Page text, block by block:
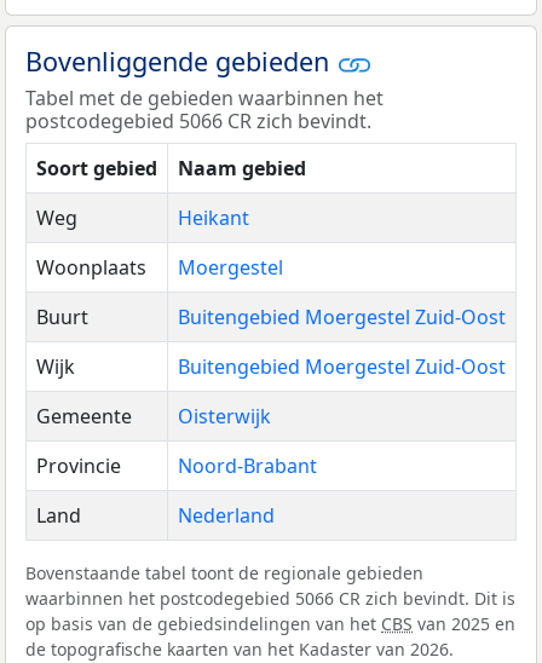
Bovenliggende gebieden
Tabel met de gebieden waarbinnen het
postcodegebied 5066 CR zich bevindt.
Soort gebied
Naam gebied
Weg
Heikant
Woonplaats
Moergestel
Buurt
Buitengebied Moergestel Zuid-Oost
Wijk
Buitengebied Moergestel Zuid-Oost
Gemeente
Oisterwijk
Provincie
Noord-Brabant
Land
Nederland
Bovenstaande tabel toont de regionale gebieden
waarbinnen het postcodegebied 5066 CR zich bevindt. Dit is
op basis van de gebiedsindelingen van het CBS van 2025 en
de topografische kaarten van het Kadaster van 2026.